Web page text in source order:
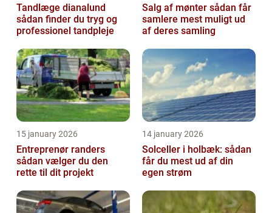
Tandlæge dianalund
sådan finder du tryg og
professionel tandpleje
Salg af mønter sådan får
samlere mest muligt ud
af deres samling
15 january 2026
Entreprenør randers
sådan vælger du den
rette til dit projekt
14 january 2026
Solceller i holbæk: sådan
får du mest ud af din
egen strøm